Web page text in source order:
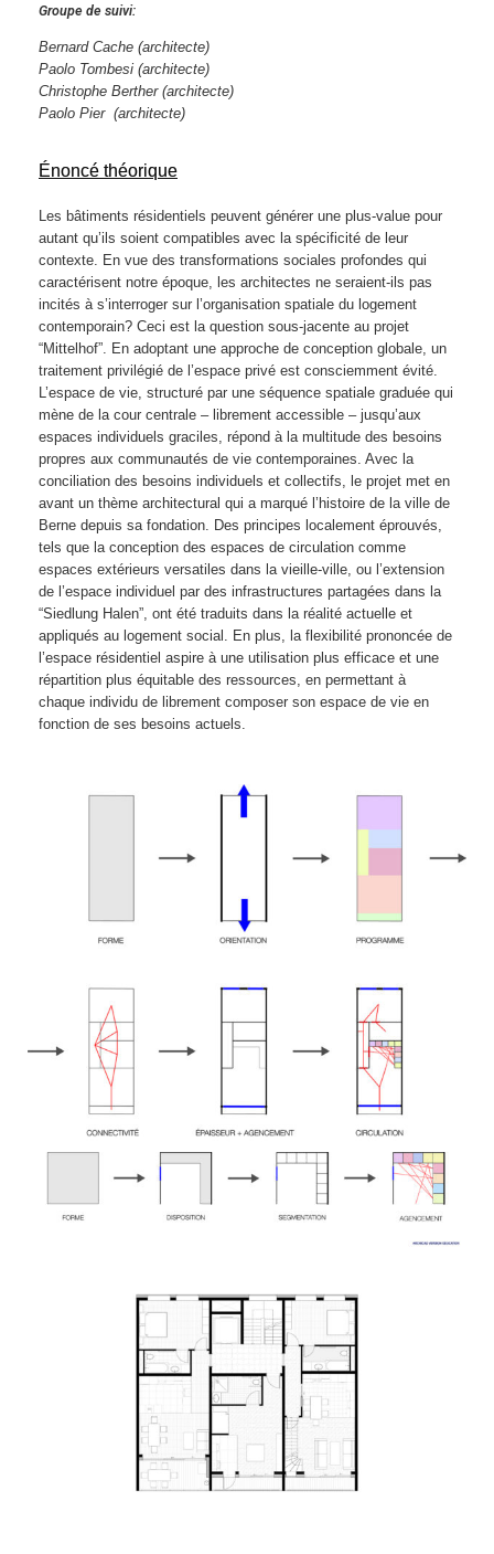
Groupe de suivi:
Bernard Cache (architecte)
Paolo Tombesi (architecte)
Christophe Berther (architecte)
Paolo Pier (architecte)
Énoncé théorique
Les bâtiments résidentiels peuvent générer une plus-value pour
autant qu’ils soient compatibles avec la spécificité de leur
contexte. En vue des transformations sociales profondes qui
caractérisent notre époque, les architectes ne seraient-ils pas
incités à s’interroger sur l’organisation spatiale du logement
contemporain? Ceci est la question sous-jacente au projet
“Mittelhof”. En adoptant une approche de conception globale, un
traitement privilégié de l’espace privé est consciemment évité.
L’espace de vie, structuré par une séquence spatiale graduée qui
mène de la cour centrale – librement accessible – jusqu’aux
espaces individuels graciles, répond à la multitude des besoins
propres aux communautés de vie contemporaines. Avec la
conciliation des besoins individuels et collectifs, le projet met en
avant un thème architectural qui a marqué l’histoire de la ville de
Berne depuis sa fondation. Des principes localement éprouvés,
tels que la conception des espaces de circulation comme
espaces extérieurs versatiles dans la vieille-ville, ou l’extension
de l’espace individuel par des infrastructures partagées dans la
“Siedlung Halen”, ont été traduits dans la réalité actuelle et
appliqués au logement social. En plus, la flexibilité prononcée de
l’espace résidentiel aspire à une utilisation plus efficace et une
répartition plus équitable des ressources, en permettant à
chaque individu de librement composer son espace de vie en
fonction de ses besoins actuels.